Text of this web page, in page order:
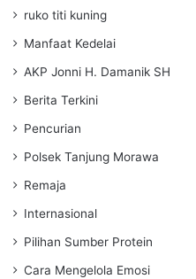
ruko titi kuning
Manfaat Kedelai
AKP Jonni H. Damanik SH
Berita Terkini
Pencurian
Polsek Tanjung Morawa
Remaja
Internasional
Pilihan Sumber Protein
Cara Mengelola Emosi